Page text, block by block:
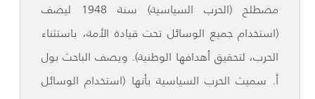
مصطلح (الحرب السياسية) سنة 1948 ليصف
(استخدام جميع الوسائل تحت قيادة الأمة، باستثناء
الحرب، لتحقيق أهدافها الوطنية). ويصف الباحث بول
أ. سميث الحرب السياسية بأنها (استخدام الوسائل